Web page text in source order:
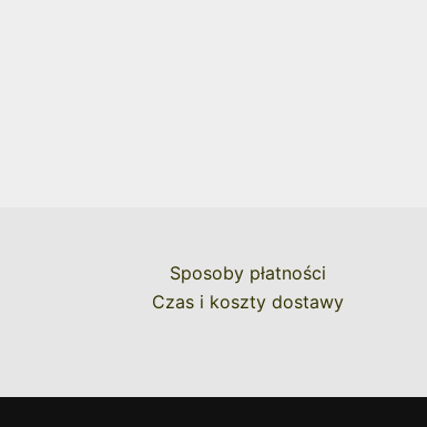
Sposoby płatności
Czas i koszty dostawy